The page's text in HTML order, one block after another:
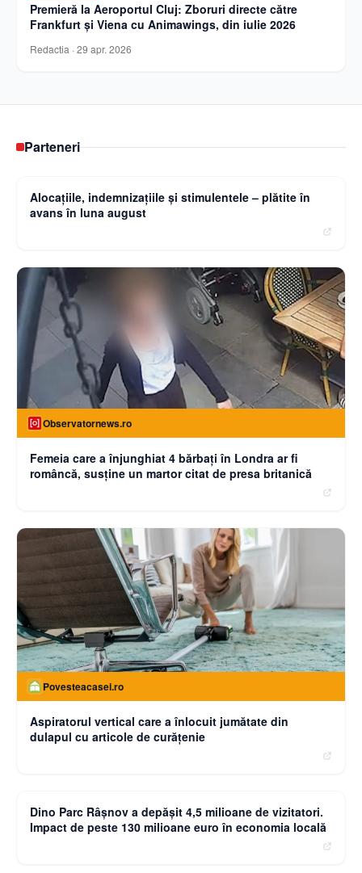
Premieră la Aeroportul Cluj: Zboruri directe către
Frankfurt și Viena cu Animawings, din iulie 2026
Redactia · 29 apr. 2026
Parteneri
Alocațiile, indemnizațiile și stimulentele – plătite în
avans în luna august
Observatornews.ro
Femeia care a înjunghiat 4 bărbați în Londra ar fi
româncă, susţine un martor citat de presa britanică
Povesteacasei.ro
Aspiratorul vertical care a înlocuit jumătate din
dulapul cu articole de curățenie
Dino Parc Râșnov a depășit 4,5 milioane de vizitatori.
Impact de peste 130 milioane euro în economia locală